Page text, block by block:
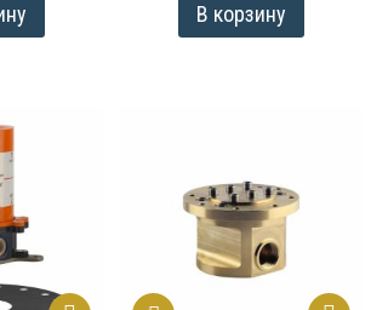
В корзину